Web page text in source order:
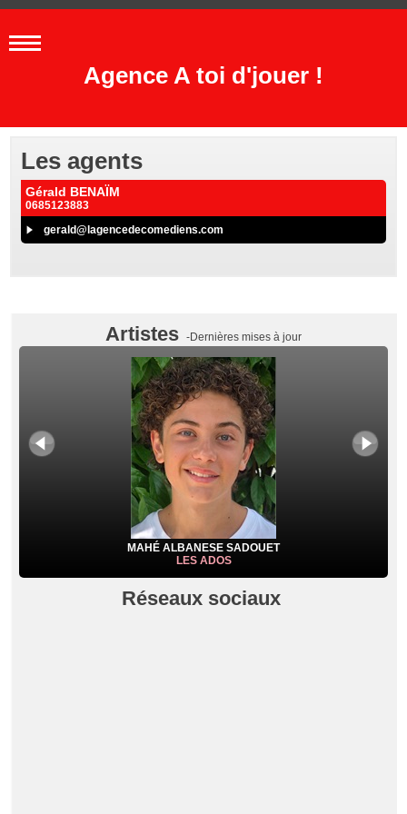
Agence A toi d'jouer !
Les agents
Gérald BENAÏM
0685123883
gerald@lagencedecomediens.com
Artistes -Dernières mises à jour
MAHÉ ALBANESE SADOUET
LES ADOS
Réseaux sociaux